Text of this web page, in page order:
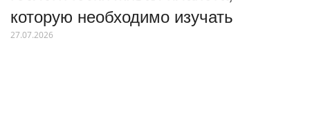
которую необходимо изучать
27.07.2026